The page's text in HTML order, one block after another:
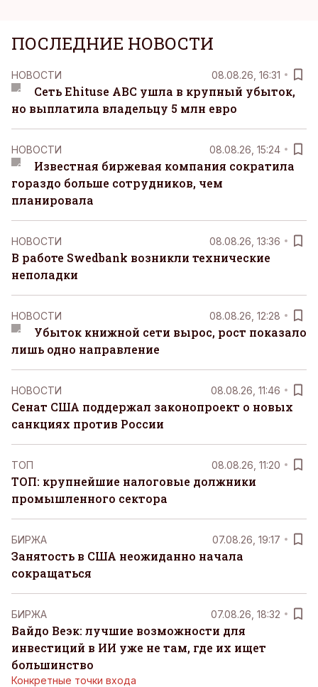
ПОСЛЕДНИЕ НОВОСТИ
НОВОСТИ 08.08.26, 16:31
Сеть Ehituse ABC ушла в крупный убыток,
но выплатила владельцу 5 млн евро
НОВОСТИ 08.08.26, 15:24
Известная биржевая компания сократила
гораздо больше сотрудников, чем
планировала
НОВОСТИ 08.08.26, 13:36
В работе Swedbank возникли технические
неполадки
НОВОСТИ 08.08.26, 12:28
Убыток книжной сети вырос, рост показало
лишь одно направление
НОВОСТИ 08.08.26, 11:46
Сенат США поддержал законопроект о новых
санкциях против России
ТОП 08.08.26, 11:20
ТОП: крупнейшие налоговые должники
промышленного сектора
БИРЖА 07.08.26, 19:17
Занятость в США неожиданно начала
сокращаться
БИРЖА 07.08.26, 18:32
Вайдо Веэк: лучшие возможности для
инвестиций в ИИ уже не там, где их ищет
большинство
Конкретные точки входа